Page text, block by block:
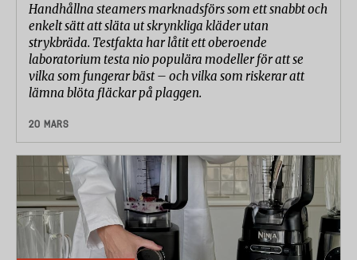
Handhållna steamers marknadsförs som ett snabbt och
enkelt sätt att släta ut skrynkliga kläder utan
strykbräda. Testfakta har låtit ett oberoende
laboratorium testa nio populära modeller för att se
vilka som fungerar bäst – och vilka som riskerar att
lämna blöta fläckar på plaggen.
20 MARS